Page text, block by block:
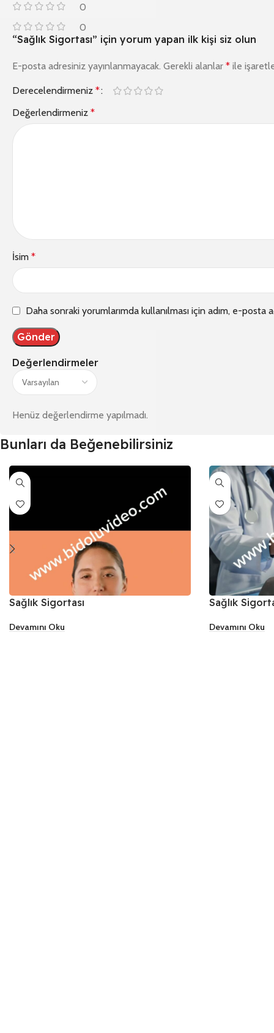
0
0
Değerlendirmeler
Henüz değerlendirme yapılmadı.
“Sağlık Sigortası” için yorum yapan ilk kişi siz olun
E-posta adresiniz yayınlanmayacak. Gerekli alanlar * ile
Derecelendirmeniz *
Değerlendirmeniz *
İsim *
Daha sonraki yorumlarımda kullanılması için adım, e-
Bunları da Beğenebilirsiniz
Sağlık Sigortası
Devamını Oku
Sağlık
Devamını Oku